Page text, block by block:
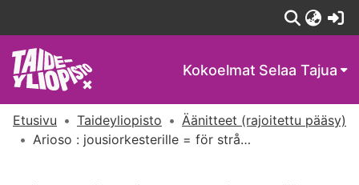
Kokoelmat Selaa Tajua
Etusivu Taideyliopisto
Äänitteet (rajoitettu pääsy)
Arioso : jousiorkesterille = för stråkorkester